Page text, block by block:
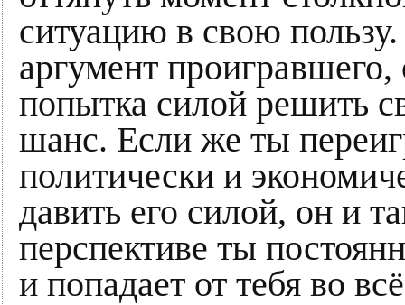
ситуацию в свою
аргумент
попытка силой решить
шанс. Если же ты
политически и
давить его силой, он и
перспективе ты
и попадает от тебя во